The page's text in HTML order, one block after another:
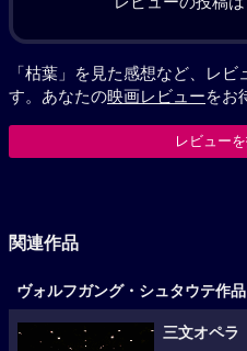
「枯葉」を見た感想など、レ
す。あなたの映画レビューをお
レビュー
関連作品
ヴォルフガング・シュタウテ作品
三文オペラ